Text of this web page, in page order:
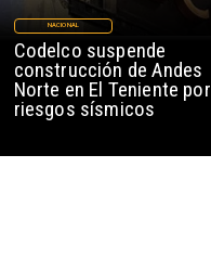
Codelco suspende
construcción de Andes
Norte en El Teniente por
riesgos sísmicos
NACIONAL